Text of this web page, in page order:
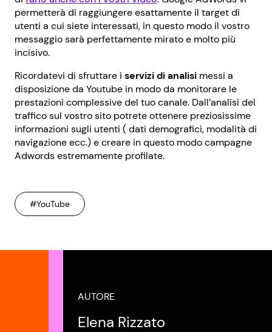
permetterà di raggiungere esattamente il target di
utenti a cui siete interessati, in questo modo il vostro
messaggio sarà perfettamente mirato e molto più
incisivo.
Ricordatevi di sfruttare i servizi di analisi messi a
disposizione da Youtube in modo da monitorare le
prestazioni complessive del tuo canale. Dall’analisi del
traffico sul vostro sito potrete ottenere preziosissime
informazioni sugli utenti ( dati demografici, modalità di
navigazione ecc.) e creare in questo modo campagne
Adwords estremamente profilate.
#YouTube
AUTORE
Elena Rizzato